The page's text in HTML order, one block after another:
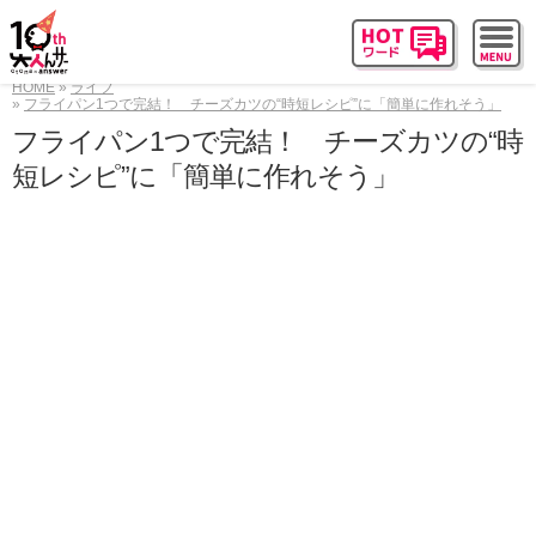
HOME
ライフ
フライパン1つで完結！ チーズカツの“時短レシピ”に「簡単に作れそう」
フライパン1つで完結！ チーズカツの“時
短レシピ”に「簡単に作れそう」